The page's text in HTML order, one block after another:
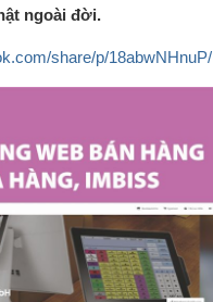
ngoài đời.
share/p/18abwNHnuP/